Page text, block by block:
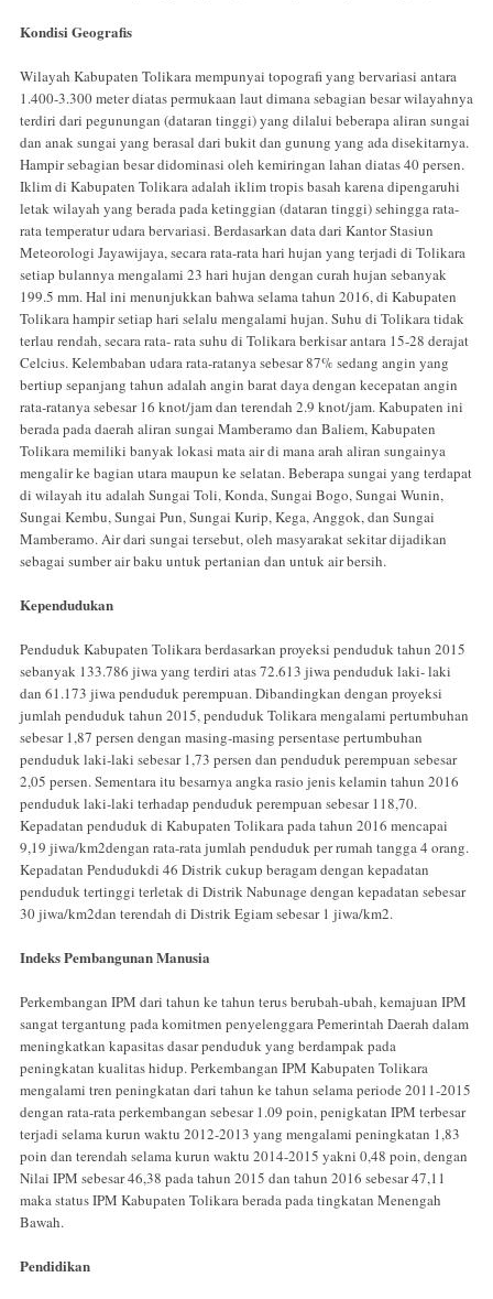
Kondisi Geografis
Wilayah Kabupaten Tolikara mempunyai topografi yang bervariasi antara
1.400-3.300 meter diatas permukaan laut dimana sebagian besar wilayahnya
terdiri dari pegunungan (dataran tinggi) yang dilalui beberapa aliran sungai
dan anak sungai yang berasal dari bukit dan gunung yang ada disekitarnya.
Hampir sebagian besar didominasi oleh kemiringan lahan diatas 40 persen.
Iklim di Kabupaten Tolikara adalah iklim tropis basah karena dipengaruhi
letak wilayah yang berada pada ketinggian (dataran tinggi) sehingga rata-
rata temperatur udara bervariasi. Berdasarkan data dari Kantor Stasiun
Meteorologi Jayawijaya, secara rata-rata hari hujan yang terjadi di Tolikara
setiap bulannya mengalami 23 hari hujan dengan curah hujan sebanyak
199.5 mm. Hal ini menunjukkan bahwa selama tahun 2016, di Kabupaten
Tolikara hampir setiap hari selalu mengalami hujan. Suhu di Tolikara tidak
terlau rendah, secara rata- rata suhu di Tolikara berkisar antara 15-28 derajat
Celcius. Kelembaban udara rata-ratanya sebesar 87% sedang angin yang
bertiup sepanjang tahun adalah angin barat daya dengan kecepatan angin
rata-ratanya sebesar 16 knot/jam dan terendah 2.9 knot/jam. Kabupaten ini
berada pada daerah aliran sungai Mamberamo dan Baliem, Kabupaten
Tolikara memiliki banyak lokasi mata air di mana arah aliran sungainya
mengalir ke bagian utara maupun ke selatan. Beberapa sungai yang terdapat
di wilayah itu adalah Sungai Toli, Konda, Sungai Bogo, Sungai Wunin,
Sungai Kembu, Sungai Pun, Sungai Kurip, Kega, Anggok, dan Sungai
Mamberamo. Air dari sungai tersebut, oleh masyarakat sekitar dijadikan
sebagai sumber air baku untuk pertanian dan untuk air bersih.
Kependudukan
Penduduk Kabupaten Tolikara berdasarkan proyeksi penduduk tahun 2015
sebanyak 133.786 jiwa yang terdiri atas 72.613 jiwa penduduk laki- laki
dan 61.173 jiwa penduduk perempuan. Dibandingkan dengan proyeksi
jumlah penduduk tahun 2015, penduduk Tolikara mengalami pertumbuhan
sebesar 1,87 persen dengan masing-masing persentase pertumbuhan
penduduk laki-laki sebesar 1,73 persen dan penduduk perempuan sebesar
2,05 persen. Sementara itu besarnya angka rasio jenis kelamin tahun 2016
penduduk laki-laki terhadap penduduk perempuan sebesar 118,70.
Kepadatan penduduk di Kabupaten Tolikara pada tahun 2016 mencapai
9,19 jiwa/km2dengan rata-rata jumlah penduduk per rumah tangga 4 orang.
Kepadatan Pendudukdi 46 Distrik cukup beragam dengan kepadatan
penduduk tertinggi terletak di Distrik Nabunage dengan kepadatan sebesar
30 jiwa/km2dan terendah di Distrik Egiam sebesar 1 jiwa/km2.
Indeks Pembangunan Manusia
Perkembangan IPM dari tahun ke tahun terus berubah-ubah, kemajuan IPM
sangat tergantung pada komitmen penyelenggara Pemerintah Daerah dalam
meningkatkan kapasitas dasar penduduk yang berdampak pada
peningkatan kualitas hidup. Perkembangan IPM Kabupaten Tolikara
mengalami tren peningkatan dari tahun ke tahun selama periode 2011-2015
dengan rata-rata perkembangan sebesar 1.09 poin, penigkatan IPM terbesar
terjadi selama kurun waktu 2012-2013 yang mengalami peningkatan 1,83
poin dan terendah selama kurun waktu 2014-2015 yakni 0,48 poin, dengan
Nilai IPM sebesar 46,38 pada tahun 2015 dan tahun 2016 sebesar 47,11
maka status IPM Kabupaten Tolikara ber­ada pada tingkatan Menengah
Bawah.
Pendidikan